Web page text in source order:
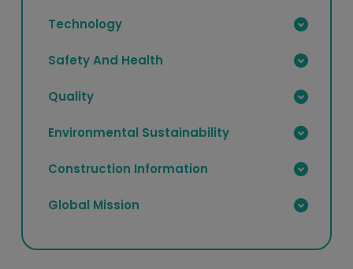
Technology
Safety And Health
Quality
Environmental Sustainability
Construction Information
Global Mission